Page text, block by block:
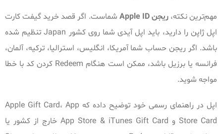
مهم‌ترین نکته،ریجن Apple ID
شماست. اگر قصد خرید گیفت کارت
اپل ژاپن را دارید، باید اپل آیدی شما روی کشور Japan تنظیم شده
باشد. اگر ریجن حساب شما آمریکا، انگلیس، استرالیا، ترکیه، آلمان،
فرانسه یا برزیل باشد، ممکن است هنگام Redeem کردن کد با خطا
مواجه شوید.
اپل در راهنمای رسمی خود توضیح داده که Apple Gift Card، App
Store Card و App Store & iTunes Gift Card خارج از کشور یا